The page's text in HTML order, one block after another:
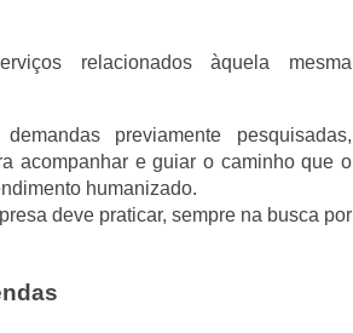
relacionados àquela mesma
previamente pesquisadas,
acompanhar e guiar o caminho que o
humanizado.
deve praticar, sempre na busca por